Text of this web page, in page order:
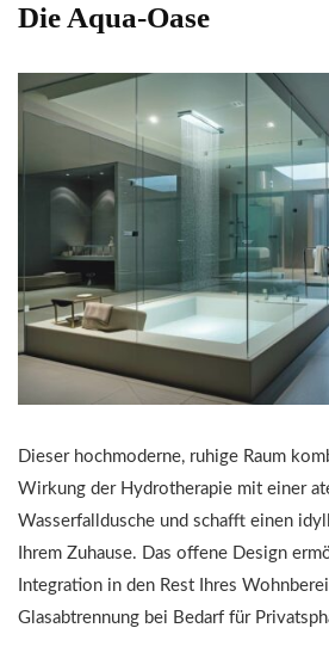
Die Aqua-Oase
Dieser hochmoderne, ruhige Raum
Wirkung der Hydrotherapie mit einer
Wasserfalldusche und schafft einen
Ihrem Zuhause. Das offene Design
Integration in den Rest Ihres
Glasabtrennung bei Bedarf für